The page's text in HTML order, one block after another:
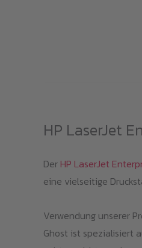
HP LaserJet
Der HP LaserJet
eine vielseitige
Verwendung unserer
Ghost ist spezialisiert